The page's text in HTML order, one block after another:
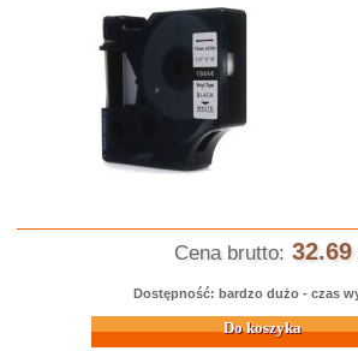
Cena brutto: 32.69
Dostępność: bardzo dużo - czas
Do koszyka